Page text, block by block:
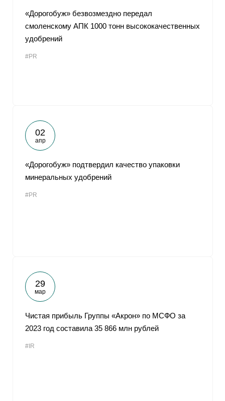
«Дорогобуж» безвозмездно передал
смоленскому АПК 1000 тонн высококачественных
удобрений
#PR
02
апр
«Дорогобуж» подтвердил качество упаковки
минеральных удобрений
#PR
29
мар
Чистая прибыль Группы «Акрон» по МСФО за
2023 год составила 35 866 млн рублей
#IR